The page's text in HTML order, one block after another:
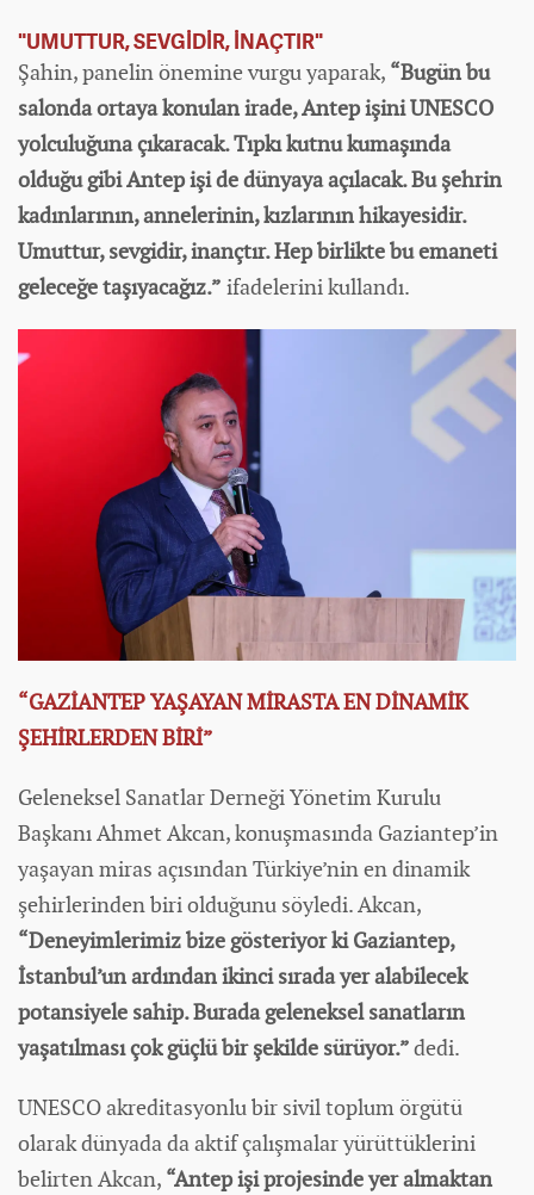
"UMUTTUR, SEVGİDİR, İNAÇTIR"
Şahin, panelin önemine vurgu yaparak, “Bugün bu
salonda ortaya konulan irade, Antep işini UNESCO
yolculuğuna çıkaracak. Tıpkı kutnu kumaşında
olduğu gibi Antep işi dedünyaya açılacak. Bu şehrin
kadınlarının, annelerinin, kızlarının hikayesidir.
Umuttur, sevgidir, inançtır. Hep birlikte bu emaneti
geleceğe taşıyacağız.” ifadelerini kullandı.
“GAZİANTEP YAŞAYAN MİRASTA EN DİNAMİK
ŞEHİRLERDEN BİRİ”
Geleneksel Sanatlar Derneği Yönetim Kurulu
Başkanı Ahmet Akcan, konuşmasında Gaziantep’in
yaşayan miras açısından Türkiye’nin en dinamik
şehirlerinden biri olduğunu söyledi. Akcan,
“Deneyimlerimiz bize gösteriyor ki Gaziantep,
İstanbul’un ardından ikinci sırada yer alabilecek
potansiyele sahip. Burada geleneksel sanatların
yaşatılması çok güçlü bir şekilde sürüyor.”dedi.
UNESCO akreditasyonlu bir sivil toplum örgütü
olarak dünyada da aktif çalışmalar yürüttüklerini
belirten Akcan, “Antep işi projesinde yer almaktan